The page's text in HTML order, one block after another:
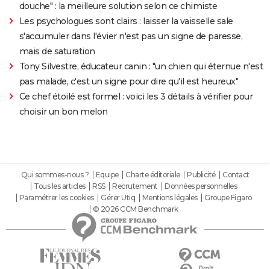
douche" : la meilleure solution selon ce chimiste
Les psychologues sont clairs : laisser la vaisselle sale
s'accumuler dans l'évier n'est pas un signe de paresse,
mais de saturation
Tony Silvestre, éducateur canin : "un chien qui éternue n'est
pas malade, c'est un signe pour dire qu'il est heureux"
Ce chef étoilé est formel : voici les 3 détails à vérifier pour
choisir un bon melon
Qui sommes-nous ? Equipe Charte éditoriale Publicité
Contact
Tous les articles
RSS Recrutement
Données personnelles
Paramétrer les cookies
Gérer Utiq Mentions légales
Groupe Figaro
© 2026 CCM Benchmark